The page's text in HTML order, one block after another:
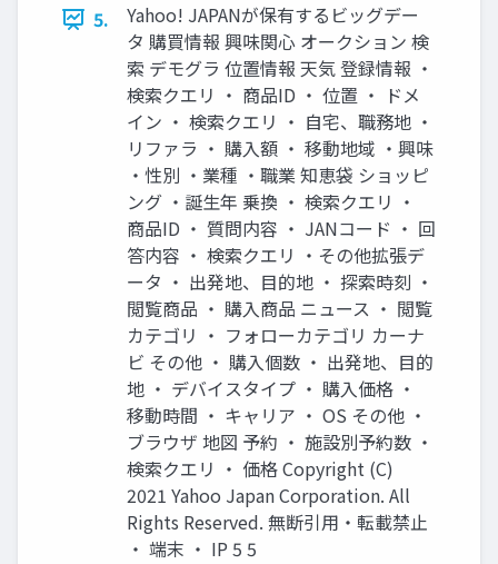
5.
Yahoo! JAPANが保有するビッグデー
タ 購買情報 興味関⼼ オークション 検
索 デモグラ 位置情報 天気 登録情報 ・
検索クエリ ・ 商品ID ・ 位置 ・ ドメ
イン ・ 検索クエリ ・ ⾃宅、職務地 ・
リファラ ・ 購⼊額 ・ 移動地域 ・興味
・性別 ・業種 ・職業 知恵袋 ショッピ
ング ・誕⽣年 乗換 ・ 検索クエリ ・
商品ID ・ 質問内容 ・ JANコード ・ 回
答内容 ・ 検索クエリ ・その他拡張デ
ータ ・ 出発地、⽬的地 ・ 探索時刻 ・
閲覧商品 ・ 購⼊商品 ニュース ・ 閲覧
カテゴリ ・ フォローカテゴリ カーナ
ビ その他 ・ 購⼊個数 ・ 出発地、⽬的
地 ・ デバイスタイプ ・ 購⼊価格 ・
移動時間 ・ キャリア ・ OS その他 ・
ブラウザ 地図 予約 ・ 施設別予約数 ・
検索クエリ ・ 価格 Copyright (C)
2021 Yahoo Japan Corporation. All
Rights Reserved. 無断引用・転載禁止
・ 端末 ・ IP 5 5